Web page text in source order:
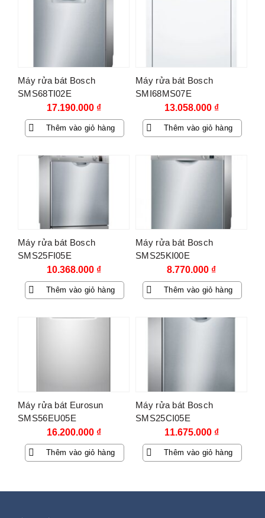
Máy rửa bát Bosch
SMS68TI02E
17.190.000 ₫
Thêm vào giỏ hàng
Máy rửa bát Bosch
SMI68MS07E
13.058.000 ₫
Thêm vào giỏ hàng
Máy rửa bát Bosch
SMS25FI05E
10.368.000 ₫
Thêm vào giỏ hàng
Máy rửa bát Bosch
SMS25KI00E
8.770.000 ₫
Thêm vào giỏ hàng
Máy rửa bát Eurosun
SMS56EU05E
16.200.000 ₫
Thêm vào giỏ hàng
Máy rửa bát Bosch
SMS25CI05E
11.675.000 ₫
Thêm vào giỏ hàng